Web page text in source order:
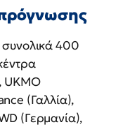
400
UKMO
(Γαλλία),
(Γερμανία),